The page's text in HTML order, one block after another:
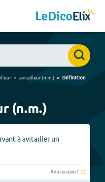
avitailleur(n.m. ) Définition
(n.m.)
à avitailler un
Il y a un souci ?